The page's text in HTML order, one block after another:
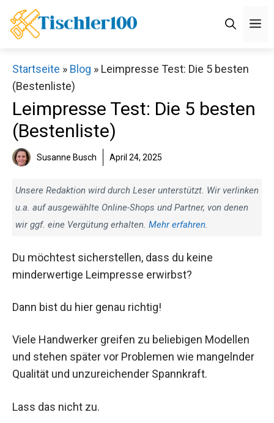
Zum
Inhalt
springen
Startseite » Blog » Leimpresse Test: Die 5 besten
(Bestenliste)
Leimpresse Test: Die 5 besten
(Bestenliste)
Susanne Busch April 24, 2025
Unsere Redaktion wird durch Leser unterstützt. Wir verlinken
u.a. auf ausgewählte Online-Shops und Partner, von denen
wir ggf. eine Vergütung erhalten. Mehr erfahren.
Du möchtest sicherstellen, dass du keine
minderwertige Leimpresse erwirbst?
Dann bist du hier genau richtig!
Viele Handwerker greifen zu beliebigen Modellen
und stehen später vor Problemen wie mangelnder
Qualität und unzureichender Spannkraft.
Lass das nicht zu.